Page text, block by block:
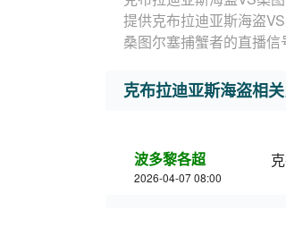
提供克布拉迪亚斯海盗
桑图尔塞捕蟹者的直播信
克布拉迪亚斯海盗相
波多黎各超
2026-04-07 08:00